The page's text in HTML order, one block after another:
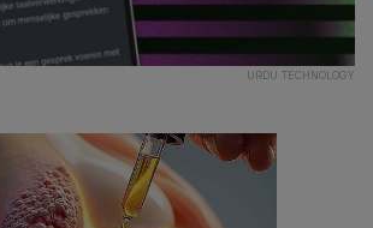
URDU TECHNOLOGY